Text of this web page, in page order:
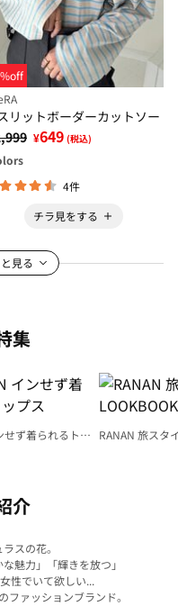
リットボーダーカットソー
¥649 (税込)
4件
チラ見をする
見る
集
せず着られるトッ
RANAN 旅スタ
介
スの花。
魅力」「輝きを放つ」
性でいて欲しい...
ァッションブランド。